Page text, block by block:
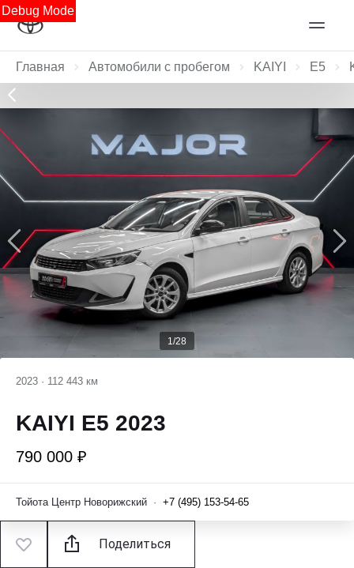
Debug Mode
Главная Автомобили с пробегом KAIYI E5
1/28
2023 · 112 443 км
KAIYI E5 2023
790 000 ₽
Тойота Центр Новорижский · +7 (495) 153-54-65
Поделиться